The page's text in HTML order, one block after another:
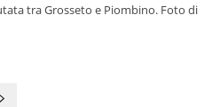
tra Grosseto e Piombino. Foto di